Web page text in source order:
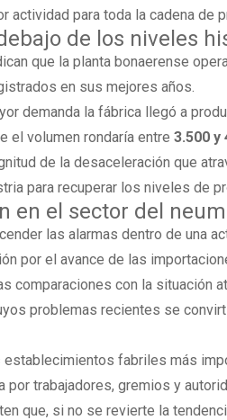
actividad para toda la cadena de
de los niveles
que la planta bonaerense
en sus mejores años.
demanda la fábrica llegó a
el volumen rondaría entre3.500 y
de la desaceleración que
para recuperar los niveles de
en el sector del
las alarmas dentro de una
por el avance de las
comparaciones con la situación
problemas recientes se
establecimientos fabriles más
por trabajadores, gremios y
que, si no se revierte la